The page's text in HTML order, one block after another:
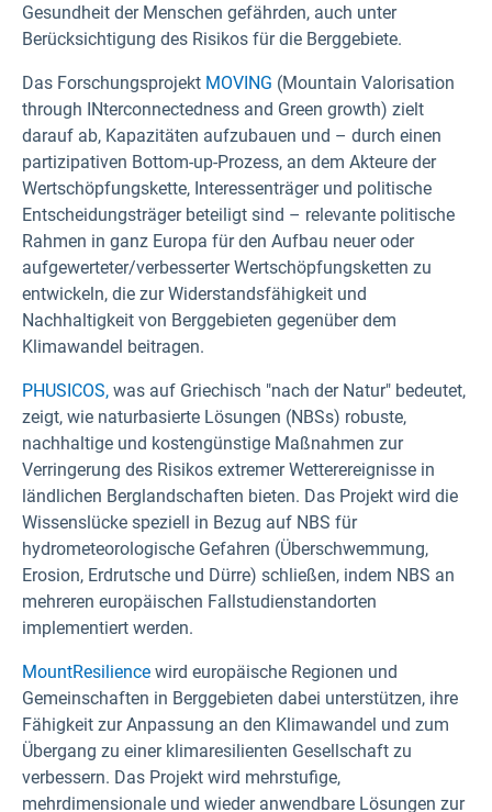
Gesundheit der Menschen gefährden, auch unter
Berücksichtigung des Risikos für die Berggebiete.
Das Forschungsprojekt MOVING (Mountain Valorisation
through INterconnectedness and Green growth) zielt
darauf ab, Kapazitäten aufzubauen und – durch einen
partizipativen Bottom-up-Prozess, an dem Akteure der
Wertschöpfungskette, Interessenträger und politische
Entscheidungsträger beteiligt sind – relevante politische
Rahmen in ganz Europa für den Aufbau neuer oder
aufgewerteter/verbesserter Wertschöpfungsketten zu
entwickeln, die zur Widerstandsfähigkeit und
Nachhaltigkeit von Berggebieten gegenüber dem
Klimawandel beitragen.
PHUSICOS, was auf Griechisch "nach der Natur" bedeutet,
zeigt, wie naturbasierte Lösungen (NBSs) robuste,
nachhaltige und kostengünstige Maßnahmen zur
Verringerung des Risikos extremer Wetterereignisse in
ländlichen Berglandschaften bieten. Das Projekt wird die
Wissenslücke speziell in Bezug auf NBS für
hydrometeorologische Gefahren (Überschwemmung,
Erosion, Erdrutsche und Dürre) schließen, indem NBS an
mehreren europäischen Fallstudienstandorten
implementiert werden.
MountResilience wird europäische Regionen und
Gemeinschaften in Berggebieten dabei unterstützen, ihre
Fähigkeit zur Anpassung an den Klimawandel und zum
Übergang zu einer klimaresilienten Gesellschaft zu
verbessern. Das Projekt wird mehrstufige,
mehrdimensionale und wieder anwendbare Lösungen zur